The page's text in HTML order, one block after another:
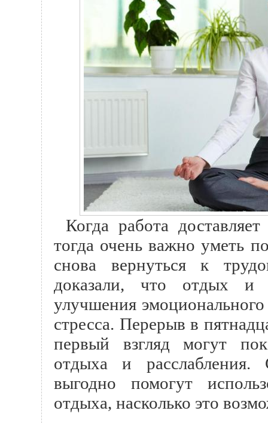
Когда работа
тогда очень важно уметь
снова вернуться к
доказали, что отдых и
улучшения
стресса. Перерыв в
первый взгляд могут
отдыха и расслабления.
выгодно помогут
отдыха, насколько это